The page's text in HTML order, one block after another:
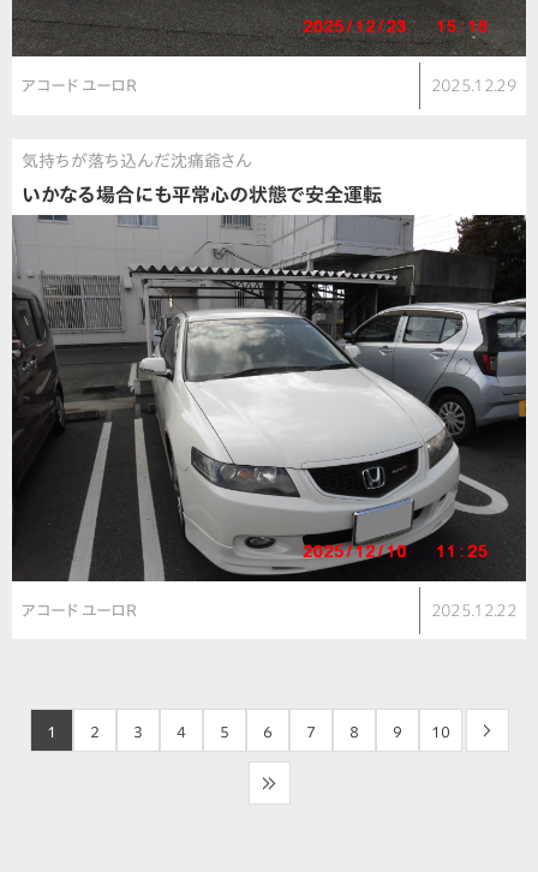
アコード ユーロR 2025.12.29
気持ちが落ち込んだ沈痛爺さん
いかなる場合にも平常心の状態で安全運転
アコード ユーロR 2025.12.22
1 2 3 4 5 6 7 8 9 10 >
>>